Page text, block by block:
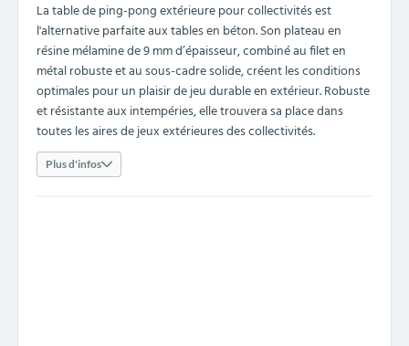
La table de ping-pong extérieure pour collectivités est
l'alternative parfaite aux tables en béton. Son plateau en
résine mélamine de 9 mm d’épaisseur, combiné au filet en
métal robuste et au sous-cadre solide, créent les conditions
optimales pour un plaisir de jeu durable en extérieur. Robuste
et résistante aux intempéries, elle trouvera sa place dans
toutes les aires de jeux extérieures des collectivités.
Plus d'infos